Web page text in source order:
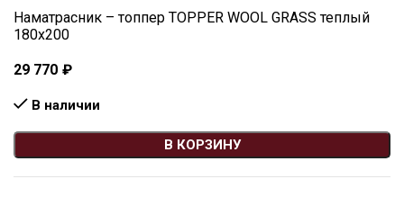
Наматрасник – топпер TOPPER WOOL GRASS теплый
180х200
29 770 ₽
В наличии
В КОРЗИНУ